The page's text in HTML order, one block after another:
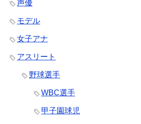
声優
モデル
女子アナ
アスリート
野球選手
WBC選手
甲子園球児